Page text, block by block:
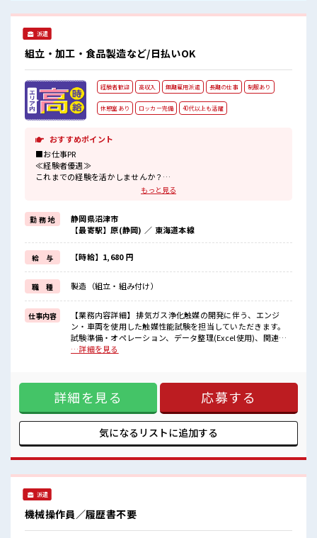
派遣
組立・加工・食品製造など/日払いOK
経験者歓迎 高収入 無期雇用派遣 長期の仕事 制服あり
休憩室あり ロッカー完備 40代以上も活躍
おすすめポイント
■お仕事PR
≪経験者優遇≫
これまでの経験を活かしませんか？
≪ラクラク制服アリ≫
制服があるので、
毎日の服装の悩み解消♪
≪自分に合った期間で働ける≫
福利厚生が整った派遣のお仕事です！
■職場の雰囲気
休憩時間にゆっくりできるスペース完備！
職場にはロッカー完備！
私物の置きすぎには注意が必要ですね★
高収入もバッチリ目指せますよ！
もっと見る
勤 務 地
静岡県沼津市
【最寄駅】原(静岡) ／ 東海道本線
給 与 【時給】1,680 円
職 種 製造（組立・組み付け）
仕事内容
【業務内容詳細】 排気ガス浄化触媒の開発に伴う、エンジ
ン・車両を使用した触媒性能試験を担当していただきます。
試験準備・オペレーション、データ整理(Excel使用)、関連装
置の点検のほか、触媒交換作業や燃料の取り扱いなど、開発
せんか？ ブランクがあっても大丈夫♪ 経験はちょっとだけ…
という方もOK！ ≪ラクラク制服アリ≫ 制服があるので、 毎
日の服装の悩み解消♪ ≪自分に合った期間で働ける≫ 福利厚
生が整った派遣のお仕事です！ ■職場の雰囲気 休憩時間にゆ
っくりできるスペース完備！ 職場にはロッカー完備！ 私物の
置きすぎには注意が必要ですね★ 高収入もバッチリ目指せま
…詳細を見る
詳細を見る 応募する
気になるリストに追加する
派遣
機械操作員／履歴書不要